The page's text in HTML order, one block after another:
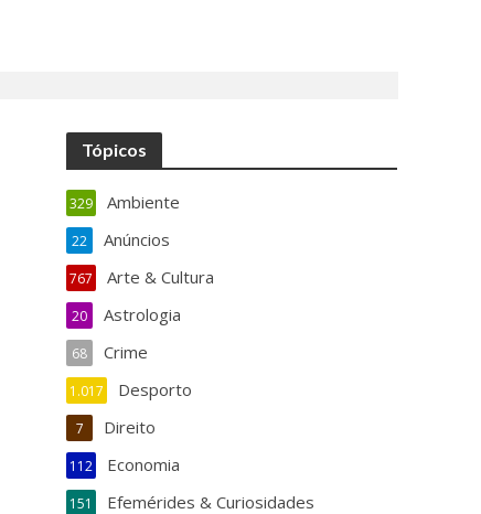
Tópicos
Ambiente
329
Anúncios
22
Arte & Cultura
767
Astrologia
20
Crime
68
Desporto
1.017
Direito
7
Economia
112
Efemérides & Curiosidades
151